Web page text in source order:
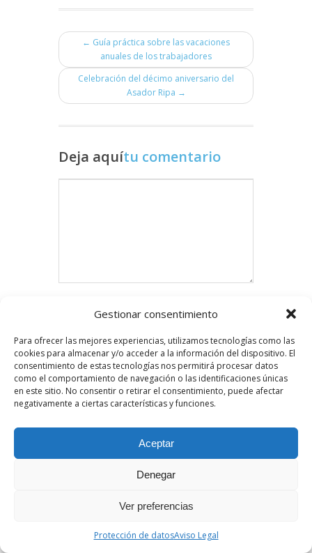
Gestionar consentimiento
Para ofrecer las mejores experiencias, utilizamos tecnologías como las
cookies para almacenar y/o acceder a la información del dispositivo. El
consentimiento de estas tecnologías nos permitirá procesar datos
como el comportamiento de navegación o las identificaciones únicas
en este sitio. No consentir o retirar el consentimiento, puede afectar
negativamente a ciertas características y funciones.
Aceptar
Denegar
Ver preferencias
Protección de datosAviso Legal
← Guía práctica sobre las vacaciones
anuales de los trabajadores
Celebración del décimo aniversario del
Asador Ripa →
Deja aquítu comentario
Email* (will not be published)
Website
Guarda mi nombre, correo electrónico y web en